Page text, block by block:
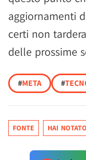
aggiornamenti
certi non
delle prossime
#META #
FONTE HAI